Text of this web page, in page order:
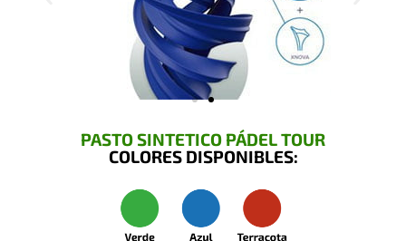
PASTO SINTETICO PÁDEL TOUR
COLORES DISPONIBLES: